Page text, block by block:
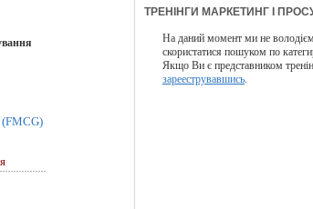
ТРЕНІНГИ МАРКЕТИНГ І
На даний момент ми не
скористатися пошуком по
Якщо Ви є представником
зарееструвавшись.